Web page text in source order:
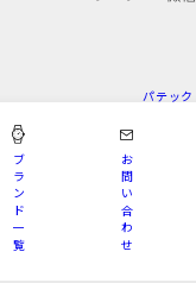
パテッ
Copyright
ブ
ラ
ン
ド
一
覧
お
問
い
合
わ
せ